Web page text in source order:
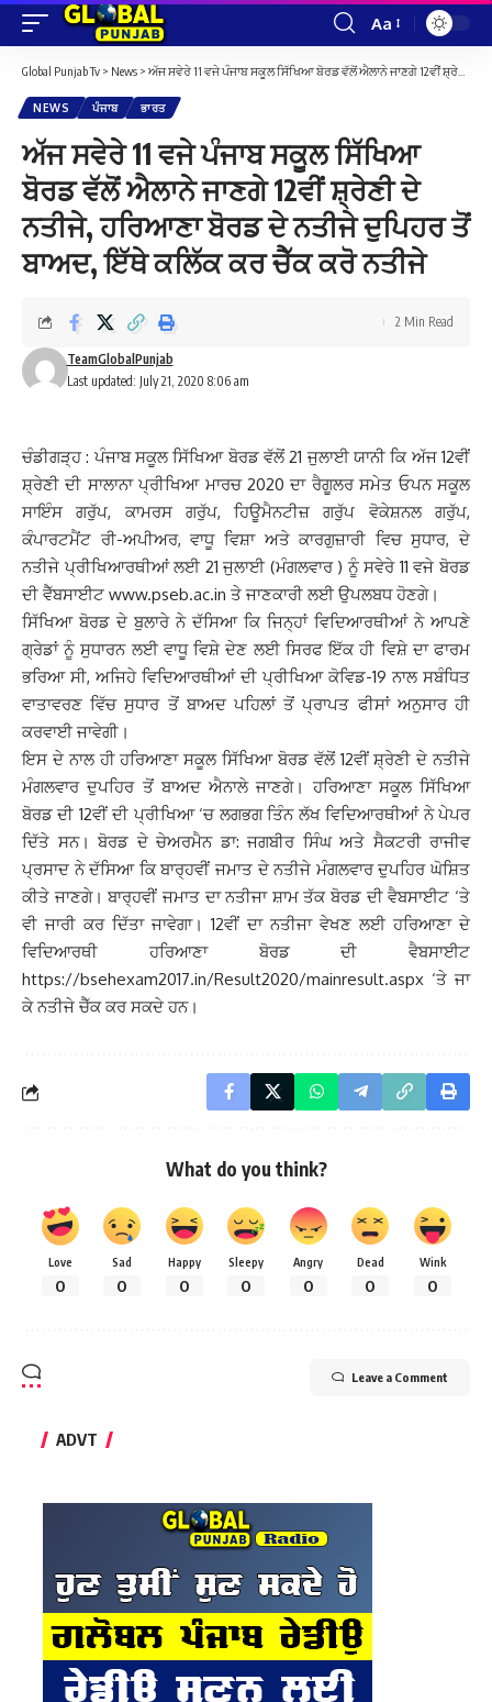
Font
Resizer
Aa
Global Punjab Tv > News > ਅੱਜ ਸਵੇਰੇ 11 ਵਜੇ ਪੰਜਾਬ ਸਕੂਲ ਸਿੱਖਿਆ ਬੋਰਡ ਵੱਲੋਂ ਐਲਾਨੇ ਜਾਣਗੇ 12ਵੀਂ ਸ਼੍ਰੇਣੀ ਦੇ ਨਤੀਜੇ, ਹਰਿਆਣਾ ਬੋਰਡ ਦੇ ਨਤੀਜੇ ਦੁਪਿਹਰ ਤੋਂ ਬਾਅਦ, ਇੱਥੇ ਕਲਿੱਕ ਕਰ ਚੈੱਕ ਕਰੋ ਨਤੀਜੇ
NEWS ਪੰਜਾਬ ਭਾਰਤ
ਅੱਜ ਸਵੇਰੇ 11 ਵਜੇ ਪੰਜਾਬ ਸਕੂਲ ਸਿੱਖਿਆ
ਬੋਰਡ ਵੱਲੋਂ ਐਲਾਨੇ ਜਾਣਗੇ 12ਵੀਂ ਸ਼੍ਰੇਣੀ ਦੇ
ਨਤੀਜੇ, ਹਰਿਆਣਾ ਬੋਰਡ ਦੇ ਨਤੀਜੇ ਦੁਪਿਹਰ ਤੋਂ
ਬਾਅਦ, ਇੱਥੇ ਕਲਿੱਕ ਕਰ ਚੈੱਕ ਕਰੋ ਨਤੀਜੇ
Last updated: July 21, 2020 8:06 am
TeamGlobalPunjab
2 Min Read
ਚੰਡੀਗੜ੍ਹ : ਪੰਜਾਬ ਸਕੂਲ ਸਿੱਖਿਆ ਬੋਰਡ ਵੱਲੋਂ 21 ਜੁਲਾਈ ਯਾਨੀ ਕਿ ਅੱਜ 12ਵੀਂ
ਸ਼੍ਰੇਣੀ ਦੀ ਸਾਲਾਨਾ ਪ੍ਰੀਖਿਆ ਮਾਰਚ 2020 ਦਾ ਰੈਗੂਲਰ ਸਮੇਤ ਓਪਨ ਸਕੂਲ
ਸਾਇੰਸ ਗਰੁੱਪ, ਕਾਮਰਸ ਗਰੁੱਪ, ਹਿਊਮੈਨਟੀਜ਼ ਗਰੁੱਪ ਵੋਕੇਸ਼ਨਲ ਗਰੁੱਪ,
ਕੰਪਾਰਟਮੈਂਟ ਰੀ-ਅਪੀਅਰ, ਵਾਧੂ ਵਿਸ਼ਾ ਅਤੇ ਕਾਰਗੁਜ਼ਾਰੀ ਵਿਚ ਸੁਧਾਰ, ਦੇ
ਨਤੀਜੇ ਪ੍ਰੀਖਿਆਰਥੀਆਂ ਲਈ 21 ਜੁਲਾਈ (ਮੰਗਲਵਾਰ ) ਨੂੰ ਸਵੇਰੇ 11 ਵਜੇ ਬੋਰਡ
ਦੀ ਵੈੱਬਸਾਈਟ www.pseb.ac.in ਤੇ ਜਾਣਕਾਰੀ ਲਈ ਉਪਲਬਧ ਹੋਣਗੇ।
ਸਿੱਖਿਆ ਬੋਰਡ ਦੇ ਬੁਲਾਰੇ ਨੇ ਦੱਸਿਆ ਕਿ ਜਿਨ੍ਹਾਂ ਵਿਦਿਆਰਥੀਆਂ ਨੇ ਆਪਣੇ
ਗ੍ਰੇਡਾਂ ਨੂੰ ਸੁਧਾਰਨ ਲਈ ਵਾਧੂ ਵਿਸ਼ੇ ਦੇਣ ਲਈ ਸਿਰਫ ਇੱਕ ਹੀ ਵਿਸ਼ੇ ਦਾ ਫਾਰਮ
ਭਰਿਆ ਸੀ, ਅਜਿਹੇ ਵਿਦਿਆਰਥੀਆਂ ਦੀ ਪ੍ਰੀਖਿਆ ਕੋਵਿਡ-19 ਨਾਲ ਸਬੰਧਿਤ
ਵਾਤਾਵਰਣ ਵਿੱਚ ਸੁਧਾਰ ਤੋਂ ਬਾਅਦ ਪਹਿਲਾਂ ਤੋਂ ਪ੍ਰਾਪਤ ਫੀਸਾਂ ਅਨੁਸਾਰ ਹੀ
ਕਰਵਾਈ ਜਾਵੇਗੀ।
ਇਸ ਦੇ ਨਾਲ ਹੀ ਹਰਿਆਣਾ ਸਕੂਲ ਸਿੱਖਿਆ ਬੋਰਡ ਵੱਲੋਂ 12ਵੀਂ ਸ਼੍ਰੇਣੀ ਦੇ ਨਤੀਜੇ
ਮੰਗਲਵਾਰ ਦੁਪਹਿਰ ਤੋਂ ਬਾਅਦ ਐਨਾਲੇ ਜਾਣਗੇ। ਹਰਿਆਣਾ ਸਕੂਲ ਸਿੱਖਿਆ
ਬੋਰਡ ਦੀ 12ਵੀਂ ਦੀ ਪ੍ਰੀਖਿਆ ‘ਚ ਲਗਭਗ ਤਿੰਨ ਲੱਖ ਵਿਦਿਆਰਥੀਆਂ ਨੇ ਪੇਪਰ
ਦਿੱਤੇ ਸਨ। ਬੋਰਡ ਦੇ ਚੇਅਰਮੈਨ ਡਾ: ਜਗਬੀਰ ਸਿੰਘ ਅਤੇ ਸੈਕਟਰੀ ਰਾਜੀਵ
ਪ੍ਰਸਾਦ ਨੇ ਦੱਸਿਆ ਕਿ ਬਾਰ੍ਹਵੀਂ ਜਮਾਤ ਦੇ ਨਤੀਜੇ ਮੰਗਲਵਾਰ ਦੁਪਹਿਰ ਘੋਸ਼ਿਤ
ਕੀਤੇ ਜਾਣਗੇ। ਬਾਰ੍ਹਵੀਂ ਜਮਾਤ ਦਾ ਨਤੀਜਾ ਸ਼ਾਮ ਤੱਕ ਬੋਰਡ ਦੀ ਵੈਬਸਾਈਟ ‘ਤੇ
ਵੀ ਜਾਰੀ ਕਰ ਦਿੱਤਾ ਜਾਵੇਗਾ। 12ਵੀਂ ਦਾ ਨਤੀਜਾ ਵੇਖਣ ਲਈ ਹਰਿਆਣਾ ਦੇ
ਵਿਦਿਆਰਥੀ ਹਰਿਆਣਾ ਬੋਰਡ ਦੀ ਵੈਬਸਾਈਟ
https://bsehexam2017.in/Result2020/mainresult.aspx ‘ਤੇ ਜਾ
ਕੇ ਨਤੀਜੇ ਚੈੱਕ ਕਰ ਸਕਦੇ ਹਨ।
What do you think?
Love
0
Sad
0
Happy
0
Sleepy
0
Angry
0
Dead
0
Wink
0
Leave a Comment
ADVT